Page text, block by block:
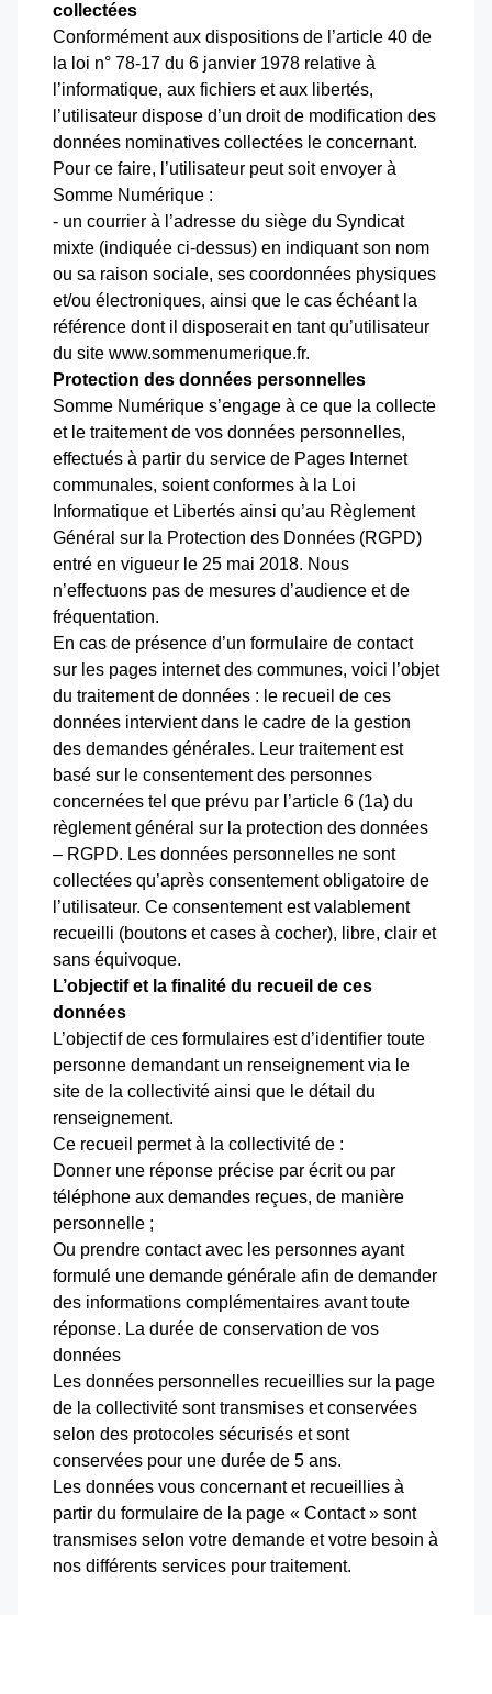
collectées
Conformément aux dispositions de l’article 40 de
la loi n° 78-17 du 6 janvier 1978 relative à
l’informatique, aux fichiers et aux libertés,
l’utilisateur dispose d’un droit de modification des
données nominatives collectées le concernant.
Pour ce faire, l’utilisateur peut soit envoyer à
Somme Numérique :
- un courrier à l’adresse du siège du Syndicat
mixte (indiquée ci-dessus) en indiquant son nom
ou sa raison sociale, ses coordonnées physiques
et/ou électroniques, ainsi que le cas échéant la
référence dont il disposerait en tant qu’utilisateur
du site www.sommenumerique.fr.
Protection des données personnelles
Somme Numérique s’engage à ce que la collecte
et le traitement de vos données personnelles,
effectués à partir du service de Pages Internet
communales, soient conformes à la Loi
Informatique et Libertés ainsi qu’au Règlement
Général sur la Protection des Données (RGPD)
entré en vigueur le 25 mai 2018. Nous
n’effectuons pas de mesures d’audience et de
fréquentation.
En cas de présence d’un formulaire de contact
sur les pages internet des communes, voici l’objet
du traitement de données : le recueil de ces
données intervient dans le cadre de la gestion
des demandes générales. Leur traitement est
basé sur le consentement des personnes
concernées tel que prévu par l’article 6 (1a) du
règlement général sur la protection des données
– RGPD. Les données personnelles ne sont
collectées qu’après consentement obligatoire de
l’utilisateur. Ce consentement est valablement
recueilli (boutons et cases à cocher), libre, clair et
sans équivoque.
L’objectif et la finalité du recueil de ces
données
L’objectif de ces formulaires est d’identifier toute
personne demandant un renseignement via le
site de la collectivité ainsi que le détail du
renseignement.
Ce recueil permet à la collectivité de :
Donner une réponse précise par écrit ou par
téléphone aux demandes reçues, de manière
personnelle ;
Ou prendre contact avec les personnes ayant
formulé une demande générale afin de demander
des informations complémentaires avant toute
réponse. La durée de conservation de vos
données
Les données personnelles recueillies sur la page
de la collectivité sont transmises et conservées
selon des protocoles sécurisés et sont
conservées pour une durée de 5 ans.
Les données vous concernant et recueillies à
partir du formulaire de la page « Contact » sont
transmises selon votre demande et votre besoin à
nos différents services pour traitement.